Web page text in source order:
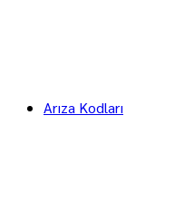
Arıza Kodları